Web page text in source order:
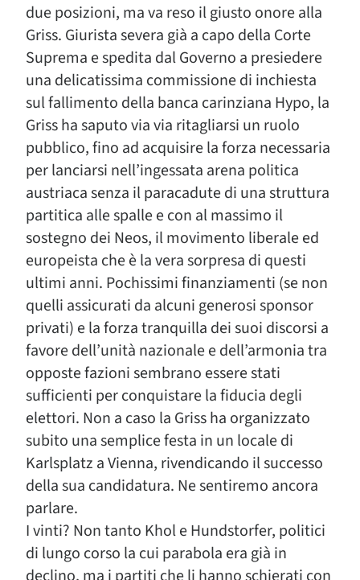
due posizioni, ma va reso il giusto onore alla
Griss. Giurista severa già a capo della Corte
Suprema e spedita dal Governo a presiedere
una delicatissima commissione di inchiesta
sul fallimento della banca carinziana Hypo, la
Griss ha saputo via via ritagliarsi un ruolo
pubblico, fino ad acquisire la forza necessaria
per lanciarsi nell’ingessata arena politica
austriaca senza il paracadute di una struttura
partitica alle spalle e con al massimo il
sostegno dei Neos, il movimento liberale ed
europeista che è la vera sorpresa di questi
ultimi anni. Pochissimi finanziamenti (se non
quelli assicurati da alcuni generosi sponsor
privati) e la forza tranquilla dei suoi discorsi a
favore dell’unità nazionale e dell’armonia tra
opposte fazioni sembrano essere stati
sufficienti per conquistare la fiducia degli
elettori. Non a caso la Griss ha organizzato
subito una semplice festa in un locale di
Karlsplatz a Vienna, rivendicando il successo
della sua candidatura. Ne sentiremo ancora
parlare.
I vinti? Non tanto Khol e Hundstorfer, politici
di lungo corso la cui parabola era già in